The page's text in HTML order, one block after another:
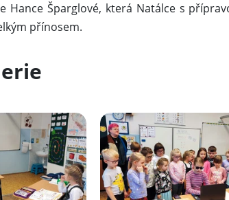
Hance Šparglové, která Natálce s
přínosem.